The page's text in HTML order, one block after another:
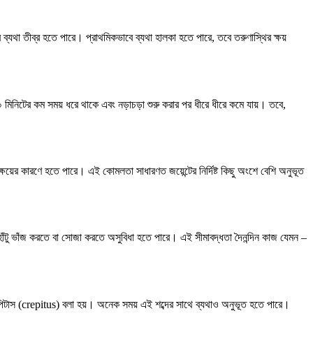
তীব্র হতে পারে। প্রাথমিকভাবে ব্যথা হালকা হতে পারে, তবে তরুণাস্থির ক্ষয়
কম সময় ধরে থাকে এবং নড়াচড়া শুরু করার পর ধীরে ধীরে কমে যায়। তবে,
কারণে হতে পারে। এই কোমলতা সাধারণত জয়েন্টের নির্দিষ্ট কিছু অংশে বেশি অনুভূত
ভাঁজ করতে বা সোজা করতে অসুবিধা হতে পারে। এই সীমাবদ্ধতা দৈনন্দিন কাজ যেমন –
(crepitus) বলা হয়। অনেক সময় এই শব্দের সাথে ব্যথাও অনুভূত হতে পারে।